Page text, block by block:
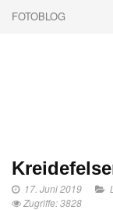
FOTOBLOG
17. Juni 2019
Zugriffe: 3828